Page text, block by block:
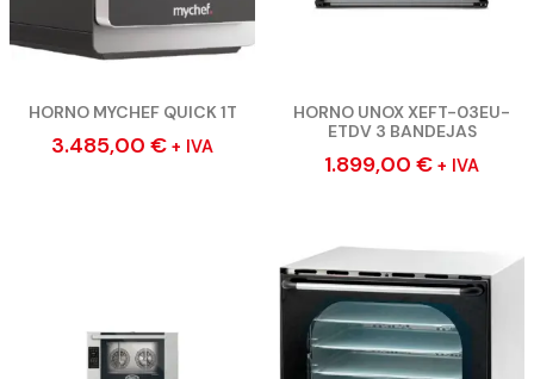
HORNO MYCHEF QUICK 1T
3.485,00 € + IVA
HORNO UNOX XEFT-03EU-
ETDV 3 BANDEJAS
1.899,00 € + IVA